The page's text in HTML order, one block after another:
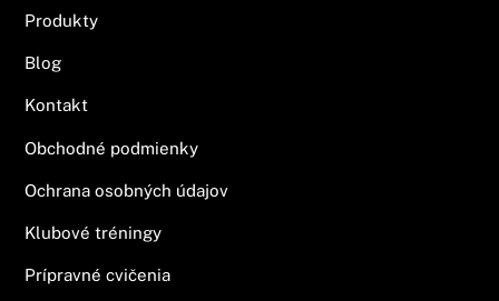
Produkty
Blog
Kontakt
Obchodné podmienky
Ochrana osobných údajov
Klubové tréningy
Prípravné cvičenia